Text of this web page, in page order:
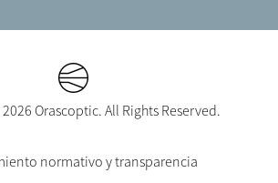
Orascoptic. All Rights Reserved.
normativo y transparencia